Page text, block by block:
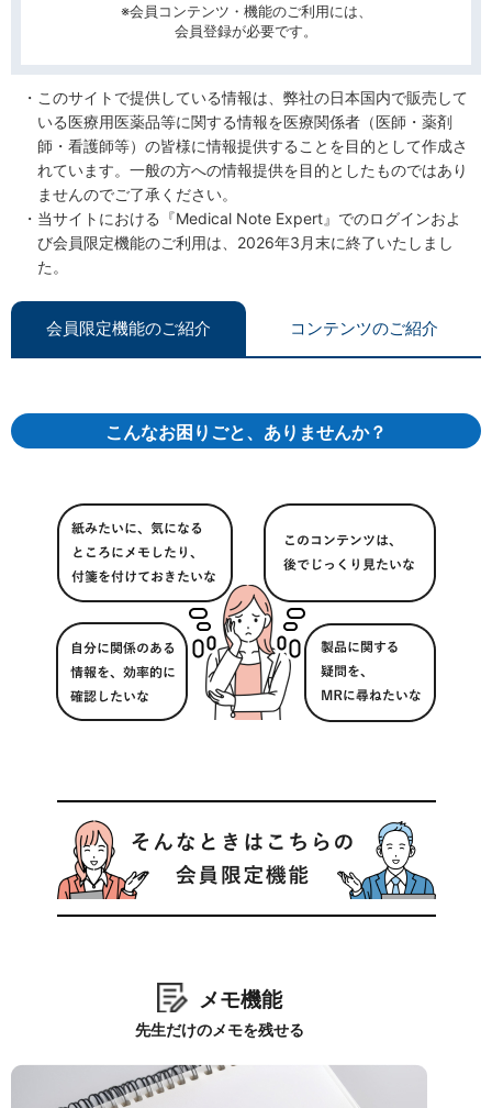
※会員コンテンツ・機能のご利用には、
会員登録が必要です。
このサイトで提供している情報は、弊社の日本国内で販売して
いる医療用医薬品等に関する情報を医療関係者（医師・薬剤
師・看護師等）の皆様に情報提供することを目的として作成さ
れています。一般の方への情報提供を目的としたものではあり
ませんのでご了承ください。
当サイトにおける『Medical Note Expert』でのログインおよ
び会員限定機能のご利用は、2026年3月末に終了いたしまし
た。
会員限定機能のご紹介 コンテンツのご紹介
こんなお困りごと、ありませんか？
メモ機能
先生だけのメモを残せる